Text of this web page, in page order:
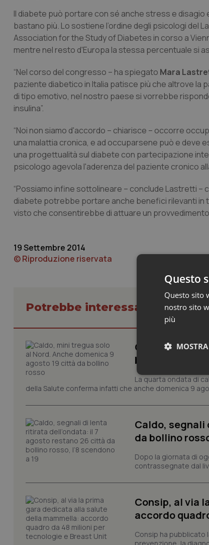
Il diabete può portare con sé anche stress e
bastano più. Lo sostiene l’ordine degli psicologi del
Association for the Study of Diabetes in corso a
mentre nel resto d'Europa la stessa percentuale si
“Nel corso del congresso – ha spiegato Mara
paziente diabetico in Italia patisce più che altrove la
di tipo emotivo, nel nostro paese si vorrebbe
insulina”.
“Noi non siamo d'accordo – chiarisce – occorre
una malattia cronica, e ad occuparsene può e deve
una progettualità sul diabete con partecipazione
psicologo agevola l'aderenza del paziente cronico
“Possiamo infine sottolineare – conclude Lastretti
diabete potrebbe portare anche benefici rilevanti in
visto che consentirebbe di attuare un
19 Settembre 2014
© Riproduzione riservata
Potrebbe interessarti in
Caldo, mini
bollino rosso
La quarta ondata di
della Salute conferma infatti che anche domenica 9
Caldo,
da bollino
Dopo la giornata di
contrassegnate dal
Consip, al via
accordo
Consip ha pubblicato
Questo
Questo sito
nostro sito
più
I cookie